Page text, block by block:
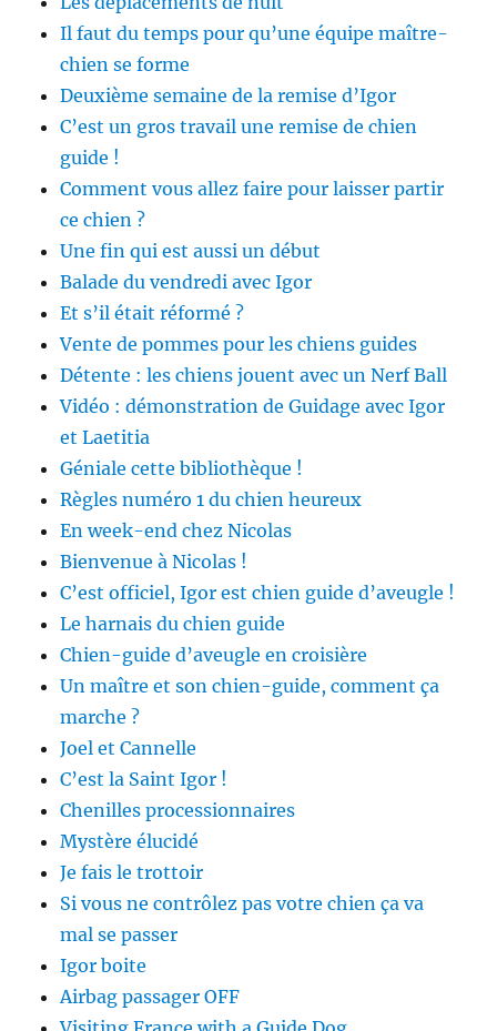
Il faut du temps pour qu’une équipe maître-
chien se forme
Deuxième semaine de la remise d’Igor
C’est un gros travail une remise de chien
guide !
Comment vous allez faire pour laisser partir
ce chien ?
Une fin qui est aussi un début
Balade du vendredi avec Igor
Et s’il était réformé ?
Vente de pommes pour les chiens guides
Détente : les chiens jouent avec un Nerf Ball
Vidéo : démonstration de Guidage avec Igor
et Laetitia
Géniale cette bibliothèque !
Règles numéro 1 du chien heureux
En week-end chez Nicolas
Bienvenue à Nicolas !
C’est officiel, Igor est chien guide d’aveugle !
Le harnais du chien guide
Chien-guide d’aveugle en croisière
Un maître et son chien-guide, comment ça
marche ?
Joel et Cannelle
C’est la Saint Igor !
Chenilles processionnaires
Mystère élucidé
Je fais le trottoir
Si vous ne contrôlez pas votre chien ça va
mal se passer
Igor boite
Airbag passager OFF